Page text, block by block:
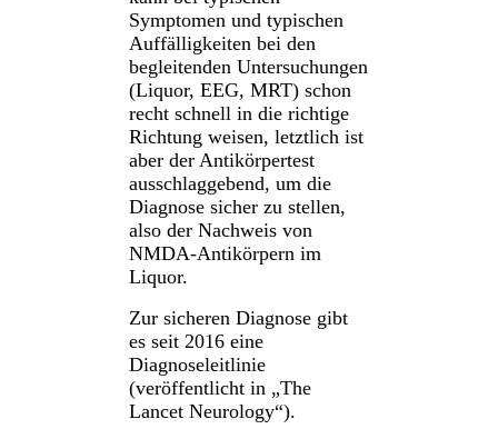
Symptomen und typischen
Auffälligkeiten bei den
begleitenden Untersuchungen
(Liquor, EEG, MRT) schon
recht schnell in die richtige
Richtung weisen, letztlich ist
aber der Antikörpertest
ausschlaggebend, um die
Diagnose sicher zu stellen,
also der Nachweis von
NMDA-Antikörpern im
Liquor.
Zur sicheren Diagnose gibt
es seit 2016 eine
Diagnoseleitlinie
(veröffentlicht in „The
Lancet Neurology“).